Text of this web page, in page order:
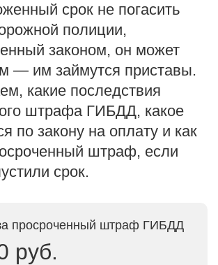
срок не погасить
полиции,
законом, он может
— им займутся приставы.
какие последствия
штрафа ГИБДД, какое
по закону на оплату и как
штраф, если
срок.
просроченный штраф ГИБДД
руб.